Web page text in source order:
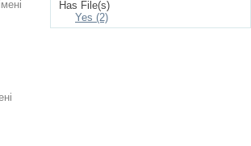
Has File(s)
Yes (2)